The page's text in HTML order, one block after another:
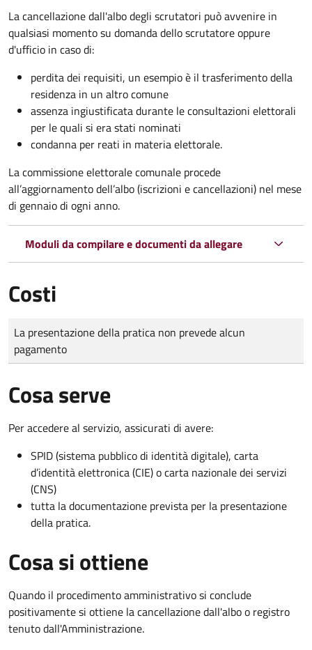
La cancellazione dall'albo degli scrutatori può avvenire in
qualsiasi momento su domanda dello scrutatore oppure
d'ufficio in caso di:
perdita dei requisiti, un esempio è il trasferimento della
residenza in un altro comune
assenza ingiustificata durante le consultazioni elettorali
per le quali si era stati nominati
condanna per reati in materia elettorale.
La commissione elettorale comunale procede
all’aggiornamento dell’albo (iscrizioni e cancellazioni) nel mese
di gennaio di ogni anno.
Moduli da compilare e documenti da allegare
Costi
Tipo di pagamento
Importo
La presentazione della pratica non prevede alcun
pagamento
Cosa serve
Per accedere al servizio, assicurati di avere:
SPID (sistema pubblico di identità digitale), carta
d’identità elettronica (CIE) o carta nazionale dei servizi
(CNS)
tutta la documentazione prevista per la presentazione
della pratica.
Cosa si ottiene
Quando il procedimento amministrativo si conclude
positivamente si ottiene la cancellazione dall'albo o registro
tenuto dall'Amministrazione.